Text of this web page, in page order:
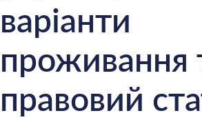
варіанти
проживання
правовий